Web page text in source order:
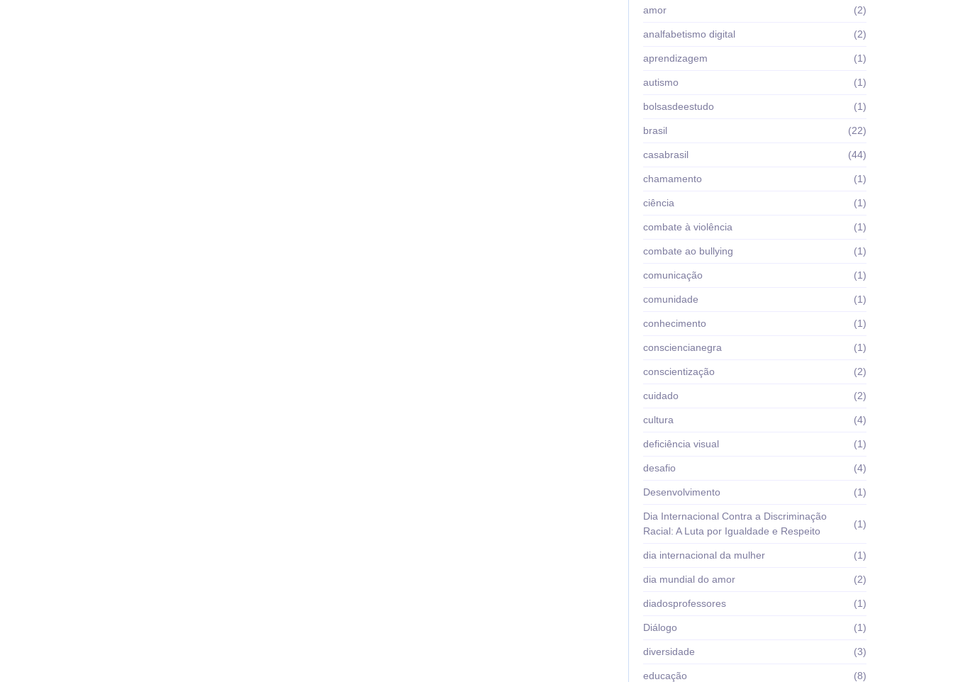
amor (2)
analfabetismo digital (2)
aprendizagem (1)
autismo (1)
bolsasdeestudo (1)
brasil (22)
casabrasil (44)
chamamento (1)
ciência (1)
combate à violência (1)
combate ao bullying (1)
comunicação (1)
comunidade (1)
conhecimento (1)
consciencianegra (1)
conscientização (2)
cuidado (2)
cultura (4)
deficiência visual (1)
desafio (4)
Desenvolvimento (1)
Dia Internacional Contra a Discriminação
Racial: A Luta por Igualdade e Respeito
(1)
dia internacional da mulher (1)
dia mundial do amor (2)
diadosprofessores (1)
Diálogo (1)
diversidade (3)
educação (8)